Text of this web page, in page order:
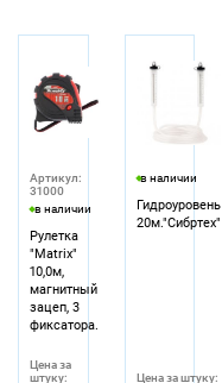
Артикул:
31000
в наличии
Рулетка
"Matrix"
10,0м,
магнитный
зацеп, 3
фиксатора.
Цена за
штуку:
в наличии
Гидроуровень
20м."Сибртех"
Цена за штуку: